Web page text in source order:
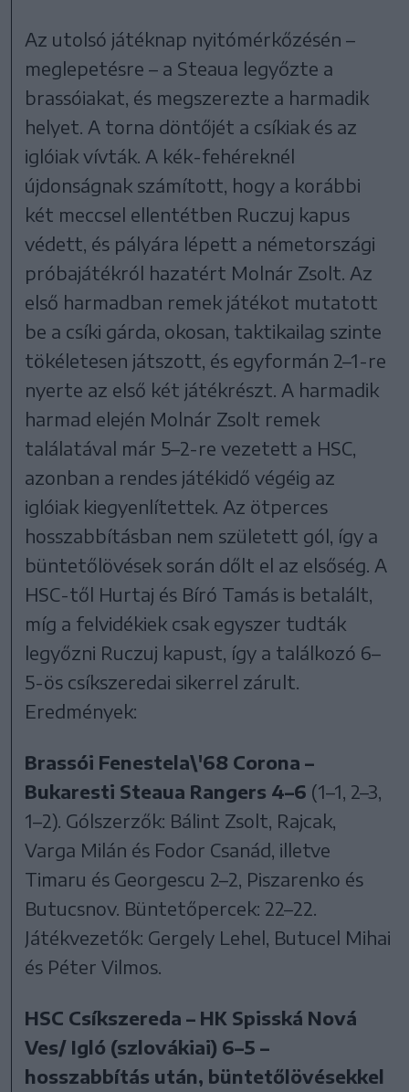
Az utolsó játéknap nyitómérkőzésén –
meglepetésre – a Steaua legyőzte a
brassóiakat, és megszerezte a harmadik
helyet. A torna döntőjét a csíkiak és az
iglóiak vívták. A kék-fehéreknél
újdonságnak számított, hogy a korábbi
két meccsel ellentétben Ruczuj kapus
védett, és pályára lépett a németországi
próbajátékról hazatért Molnár Zsolt. Az
első harmadban remek játékot mutatott
be a csíki gárda, okosan, taktikailag szinte
tökéletesen játszott, és egyformán 2–1-re
nyerte az első két játékrészt. A harmadik
harmad elején Molnár Zsolt remek
találatával már 5–2-re vezetett a HSC,
azonban a rendes játékidő végéig az
iglóiak kiegyenlítettek. Az ötperces
hosszabbításban nem született gól, így a
büntetőlövések során dőlt el az elsőség. A
HSC-től Hurtaj és Bíró Tamás is betalált,
míg a felvidékiek csak egyszer tudták
legyőzni Ruczuj kapust, így a találkozó 6–
5-ös csíkszeredai sikerrel zárult.
Eredmények:
Brassói Fenestela\'68 Corona –
Bukaresti Steaua Rangers 4–6 (1–1, 2–3,
1–2). Gólszerzők: Bálint Zsolt, Rajcak,
Varga Milán és Fodor Csanád, illetve
Timaru és Georgescu 2–2, Piszarenko és
Butucsnov. Büntetőpercek: 22–22.
Játékvezetők: Gergely Lehel, Butucel Mihai
és Péter Vilmos.
HSC Csíkszereda – HK Spisská Nová
Ves/ Igló (szlovákiai) 6–5 –
hosszabbítás után, büntetőlövésekkel